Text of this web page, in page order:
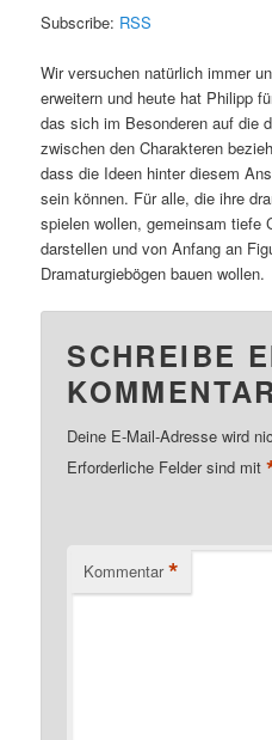
Subscribe: RSS
Wir versuchen natürlich immer
erweitern und heute hat Philipp
das sich im Besonderen auf die
zwischen den Charakteren
dass die Ideen hinter diesem
sein können. Für alle, die ihre
spielen wollen, gemeinsam tiefe
darstellen und von Anfang an
Dramaturgiebögen bauen wollen.
SCHREIBE
Deine E-Mail-Adresse wird
Erforderliche Felder sind mit
Kommentar *